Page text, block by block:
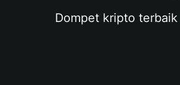
Dompet kripto